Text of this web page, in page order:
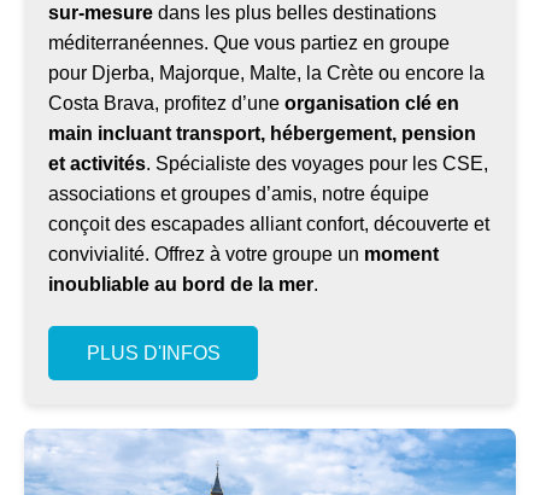
sur-mesure dans les plus belles destinations
méditerranéennes. Que vous partiez en groupe
pour Djerba, Majorque, Malte, la Crète ou encore la
Costa Brava, profitez d’une organisation clé en
main incluant transport, hébergement, pension
et activités. Spécialiste des voyages pour les CSE,
associations et groupes d’amis, notre équipe
conçoit des escapades alliant confort, découverte et
convivialité. Offrez à votre groupe un moment
inoubliable au bord de la mer.
PLUS D'INFOS